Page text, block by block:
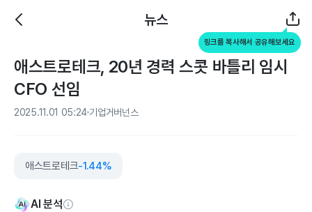
뉴스
링크를 복사해서 공유해보세요
애스트로테크, 20년 경력 스콧 바틀리 임시
CFO 선임
2025.11.01 05:24 기업거버넌스
애스트로테크-1.44%
AI 분석